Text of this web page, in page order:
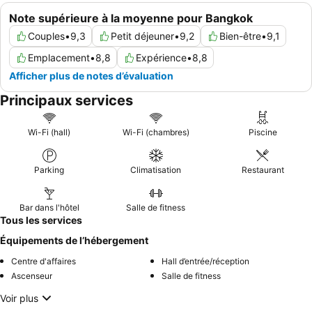
Note supérieure à la moyenne pour Bangkok
Couples•9,3 Petit déjeuner•9,2 Bien-être•9,1
Emplacement•8,8 Expérience•8,8
Afficher plus de notes d’évaluation
Principaux services
Wi-Fi (hall) Wi-Fi (chambres) Piscine
Parking Climatisation Restaurant
Bar dans l'hôtel Salle de fitness
Tous les services
Équipements de l’hébergement
Centre d'affaires
Hall d’entrée/réception
Ascenseur
Salle de fitness
Voir plus